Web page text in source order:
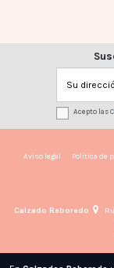
Acepto las
Aviso legal Política de
Calzado Reboredo